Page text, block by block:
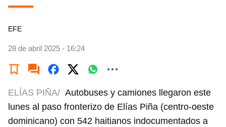
EFE
28 de abril 2025 - 16:24
ELÍAS PIÑA/ Autobuses y camiones llegaron este
lunes al paso fronterizo de Elías Piña (centro-oeste
dominicano) con 542 haitianos indocumentados a